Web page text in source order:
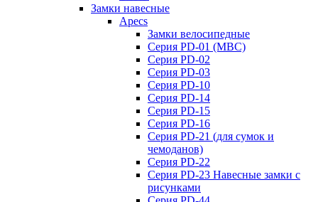
Замки навесные
Apecs
Замки велосипедные
Серия PD-01 (МВС)
Серия PD-02
Серия PD-03
Серия PD-10
Серия PD-14
Серия PD-15
Серия PD-16
Серия PD-21 (для сумок и
чемоданов)
Серия PD-22
Серия PD-23 Навесные замки с
рисунками